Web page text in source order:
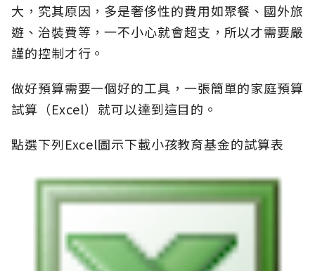
大，究其原因，多是奢侈性的費用如聚餐、國外旅
遊、治裝費等，一不小心就會超支，所以才需要嚴
謹的控制才行。
做好預算需要一個好的工具，一張簡單的家庭預算
試算（Excel）就可以達到這目的。
點選下列Excel圖示下載小孩教育基金的試算表